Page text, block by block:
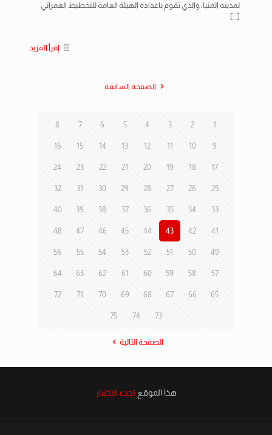
لمدينه المنيا، والذي تقوم باعداده الهيئة العامة للتخطيط العمراني
[…]
إقرأ المزيد
الصفحة السابقة
1
2
3
4
5
6
7
8
9
10
11
12
13
14
15
16
17
18
19
20
21
22
23
24
25
26
27
28
29
30
31
32
33
34
35
36
37
38
39
40
41
42
43
44
45
46
47
48
49
50
51
52
53
54
55
56
57
58
59
60
61
62
63
64
65
66
67
68
69
70
71
72
73
74
75
الصفحة التالية
هذا الموقع تحت الاختبار